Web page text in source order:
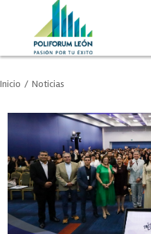
Inicio / Noticias